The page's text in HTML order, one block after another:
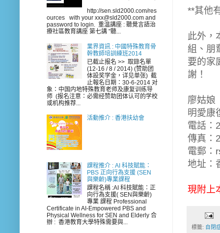
**其他
此外，
組、朋
要的家
謝！
廖姑娘
明愛康
電話：
傳真：
電郵：
地址：
現附上
標籤: 自閉
http://sen.sld2000.com/res
ources with your xxx@sld2000.com and
password to login. 重温講座 : 聽覺言語治
療社區教育講座 第七講 "聽...
業界資訊 : 中國特殊教育骨
幹教師培訓練班2014
已截止报名 >> 取錄名單
(12-16 / 8 / 2014) (赞助团
体設奖学金，详见单张) 截
止報名日期：30-6-2014 对
象：中国内地特殊教育老师及康复训练导
师 (报名注意：必需经赞助团体认可的学校
或机构推荐...
活動推介 : 香港扶幼會
課程推介 : AI 科技賦能：
PBS 正向行為支援 (SEN
與樂齡)專業課程
課程名稱 :AI 科技賦能：正
向行為支援( SEN與樂齡)
專業 課程 Professional
Certificate in AI-Empowered PBS and
Physical Wellness for SEN and Elderly 合
辦 : 香港教育大學特殊需要與...